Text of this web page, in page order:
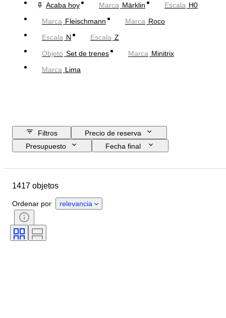
Acaba hoy
Marca Märklin Escala H0
Marca Fleischmann Marca Roco
Escala N Escala Z
Objeto Set de trenes Marca Minitrix
Marca Lima
Filtros
Precio de reserva
Presupuesto
Fecha final
Estado
Estilo
Escala
Control
Fuente de alimentación
Empresa ferroviaria
1417 objetos
Ordenar por relevancia